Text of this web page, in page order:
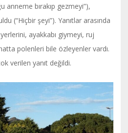
anneme bırakıp gezmeyi”),
(“Hiçbir şeyi”). Yanıtlar arasında
ayakkabı giymeyi, ruj
polenleri bile özleyenler vardı.
verilen yanıt değildi.